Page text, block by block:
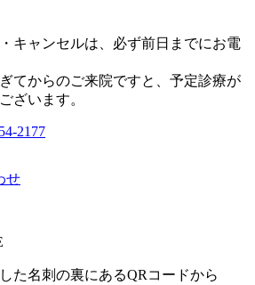
キャンセルは、必ず前日までにお電
てからのご来院ですと、予定診療が
ざいます。
2177
せ
た名刺の裏にあるQRコードから